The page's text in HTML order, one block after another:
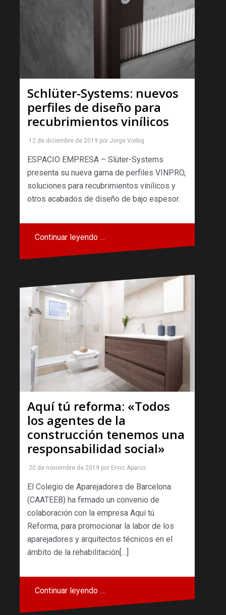
Schlüter-Systems: nuevos
perfiles de diseño para
recubrimientos vinílicos
12 de diciembre de 2019 por Jorge Viebig
ESPACIO EMPRESA – Slüter-Systems
presenta su nueva gama de perfiles VINPRO,
soluciones para recubrimientos vinílicos y
otros acabados de diseño de bajo espesor.
Continuar leyendo …
Aquí tú reforma: «Todos
los agentes de la
construcción tenemos una
responsabilidad social»
20 de noviembre de 2019 por Enric Aparici
El Colegio de Aparejadores de Barcelona
(CAATEEB) ha firmado un convenio de
colaboración con la empresa Aquí tú
Reforma, para promocionar la labor de los
aparejadores y arquitectos técnicos en el
ámbito de la rehabilitación[…]
Continuar leyendo …